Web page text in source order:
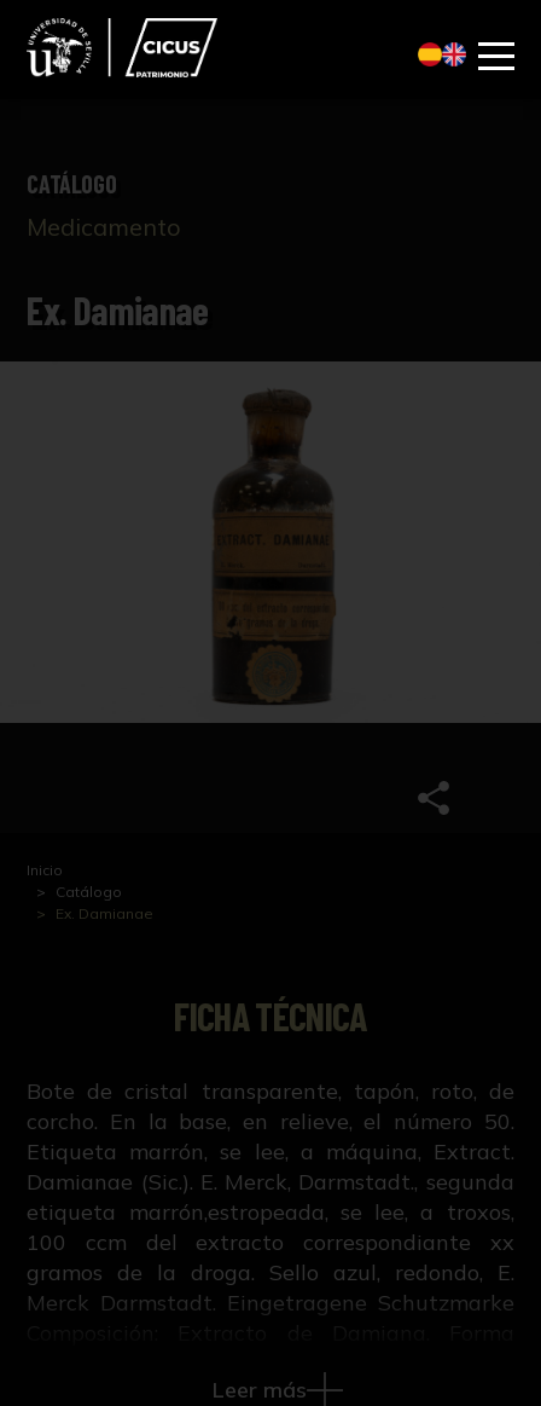
CATÁLOGO
Medicamento
Ex. Damianae
Inicio
Catálogo
Ex. Damianae
FICHA TÉCNICA
Bote de cristal transparente, tapón, roto, de
corcho. En la base, en relieve, el número 50.
Etiqueta marrón, se lee, a máquina, Extract.
Damianae (Sic.). E. Merck, Darmstadt., segunda
etiqueta marrón,estropeada, se lee, a troxos,
100 ccm del extracto correspondiante xx
gramos de la droga. Sello azul, redondo, E.
Merck Darmstadt. Eingetragene Schutzmarke
Leer más